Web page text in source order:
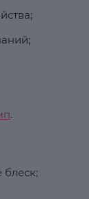
.
блеск;